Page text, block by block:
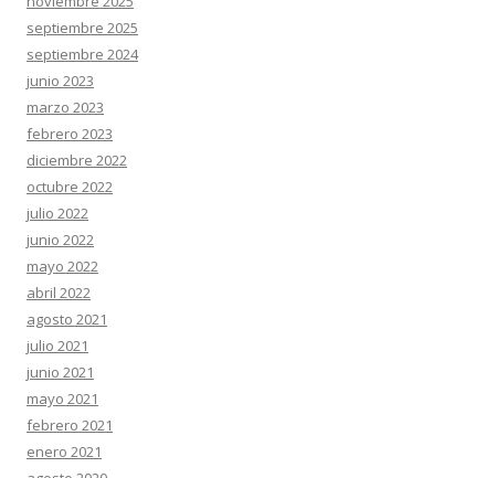
septiembre 2025
septiembre 2024
junio 2023
marzo 2023
febrero 2023
diciembre 2022
octubre 2022
julio 2022
junio 2022
mayo 2022
abril 2022
agosto 2021
julio 2021
junio 2021
mayo 2021
febrero 2021
enero 2021